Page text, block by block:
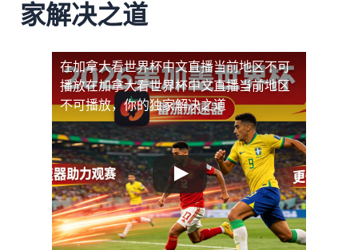
家解决之道
在加拿大看世界杯中文直播当前地区不可
播放在加拿大看世界杯中文直播当前地区
不可播放，你的独家解决之道